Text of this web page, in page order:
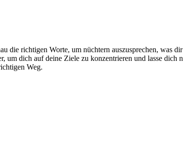
die rich­tigen Worte, um nüch­tern aus­zu­spre­chen, was
dich auf deine Ziele zu kon­zen­trieren und lasse dich
Weg.